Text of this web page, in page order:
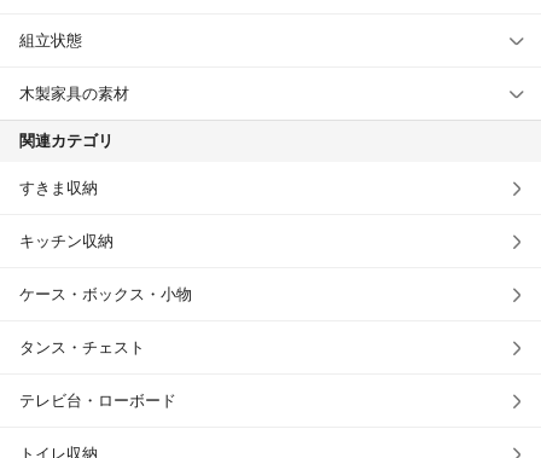
組立状態
木製家具の素材
関連カテゴリ
すきま収納
キッチン収納
ケース・ボックス・小物
タンス・チェスト
テレビ台・ローボード
トイレ収納